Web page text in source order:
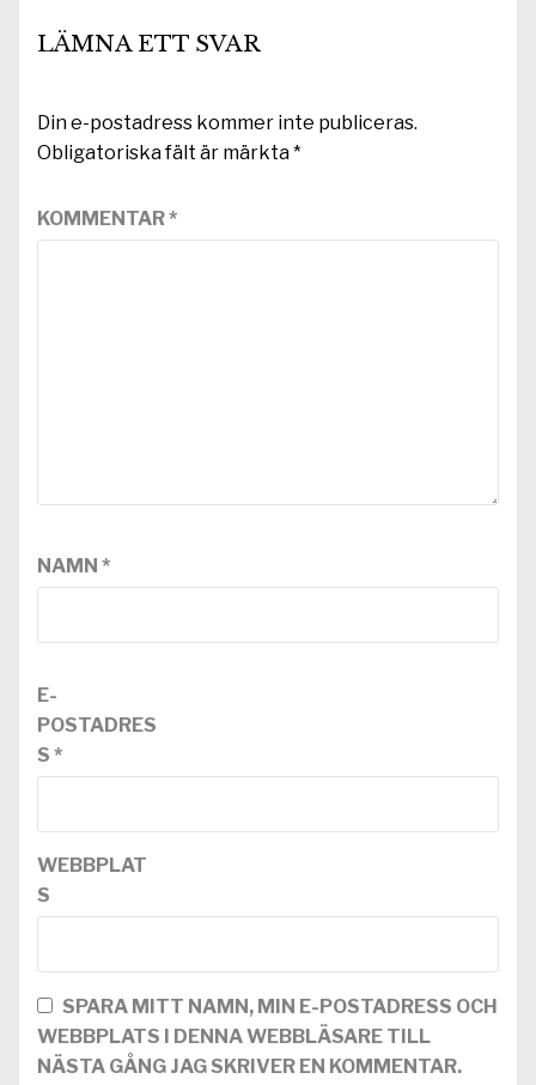
LÄMNA ETT SVAR
Din e-postadress kommer inte publiceras.
Obligatoriska fält är märkta*
KOMMENTAR*
NAMN *
E-
POSTADRES
S *
WEBBPLAT
S
SPARA MITT NAMN, MIN E-POSTADRESS OCH
WEBBPLATS I DENNA WEBBLÄSARE TILL
NÄSTA GÅNG JAG SKRIVER EN KOMMENTAR.